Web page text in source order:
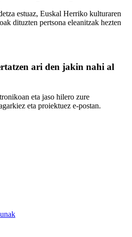
estuaz, Euskal Herriko kulturaren
dituzten pertsona eleanitzak hezten
ari den jakin nahi al
eta jaso hilero zure
eta proiektuez e-postan.